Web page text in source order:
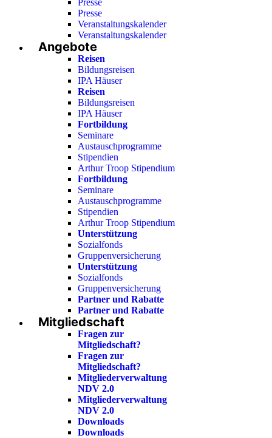
Presse
Veranstaltungskalender
Veranstaltungskalender
Angebote
Reisen
Bildungsreisen
IPA Häuser
Reisen
Bildungsreisen
IPA Häuser
Fortbildung
Seminare
Austauschprogramme
Stipendien
Arthur Troop Stipendium
Fortbildung
Seminare
Austauschprogramme
Stipendien
Arthur Troop Stipendium
Unterstützung
Sozialfonds
Gruppenversicherung
Unterstützung
Sozialfonds
Gruppenversicherung
Partner und Rabatte
Partner und Rabatte
Mitgliedschaft
Fragen zur
Mitgliedschaft?
Fragen zur
Mitgliedschaft?
Mitgliederverwaltung
NDV 2.0
Mitgliederverwaltung
NDV 2.0
Downloads
Downloads